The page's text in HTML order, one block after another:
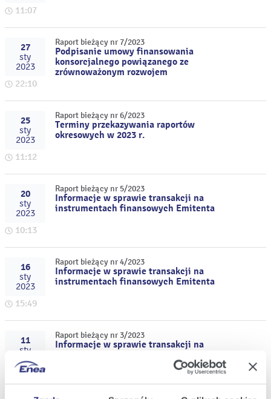
11:07
27
sty
2023
22:10
Raport bieżący nr 7/2023
Podpisanie umowy finansowania
konsorcjalnego powiązanego ze
zrównoważonym rozwojem
25
sty
2023
11:12
Raport bieżący nr 6/2023
Terminy przekazywania raportów
okresowych w 2023 r.
20
sty
2023
10:13
Raport bieżący nr 5/2023
Informacje w sprawie transakcji na
instrumentach finansowych Emitenta
16
sty
2023
15:49
Raport bieżący nr 4/2023
Informacje w sprawie transakcji na
instrumentach finansowych Emitenta
11
sty
2023
11:06
Raport bieżący nr 3/2023
Informacje w sprawie transakcji na